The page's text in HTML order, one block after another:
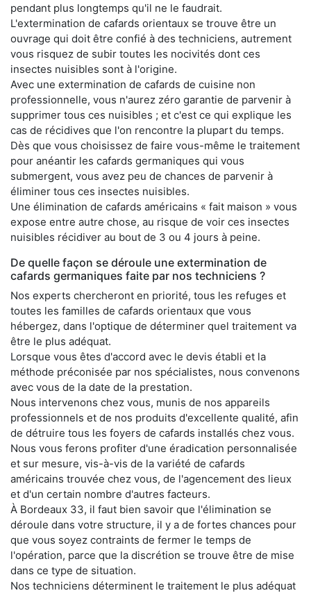
pendant plus longtemps qu'il ne le faudrait.
L'extermination de cafards orientaux se trouve être un
ouvrage qui doit être confié à des techniciens, autrement
vous risquez de subir toutes les nocivités dont ces
insectes nuisibles sont à l'origine.
Avec une extermination de cafards de cuisine non
professionnelle, vous n'aurez zéro garantie de parvenir à
supprimer tous ces nuisibles ; et c'est ce qui explique les
cas de récidives que l'on rencontre la plupart du temps.
Dès que vous choisissez de faire vous-même le traitement
pour anéantir les cafards germaniques qui vous
submergent, vous avez peu de chances de parvenir à
éliminer tous ces insectes nuisibles.
Une élimination de cafards américains « fait maison » vous
expose entre autre chose, au risque de voir ces insectes
nuisibles récidiver au bout de 3 ou 4 jours à peine.
De quelle façon se déroule une extermination de
cafards germaniques faite par nos techniciens ?
Nos experts chercheront en priorité, tous les refuges et
toutes les familles de cafards orientaux que vous
hébergez, dans l'optique de déterminer quel traitement va
être le plus adéquat.
Lorsque vous êtes d'accord avec le devis établi et la
méthode préconisée par nos spécialistes, nous convenons
avec vous de la date de la prestation.
Nous intervenons chez vous, munis de nos appareils
professionnels et de nos produits d'excellente qualité, afin
de détruire tous les foyers de cafards installés chez vous.
Nous vous ferons profiter d'une éradication personnalisée
et sur mesure, vis-à-vis de la variété de cafards
américains trouvée chez vous, de l'agencement des lieux
et d'un certain nombre d'autres facteurs.
À Bordeaux 33, il faut bien savoir que l'élimination se
déroule dans votre structure, il y a de fortes chances pour
que vous soyez contraints de fermer le temps de
l'opération, parce que la discrétion se trouve être de mise
dans ce type de situation.
Nos techniciens déterminent le traitement le plus adéquat